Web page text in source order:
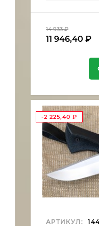
14 933₽
11 946,40 ₽
-2 225,40 ₽
АРТИКУЛ: